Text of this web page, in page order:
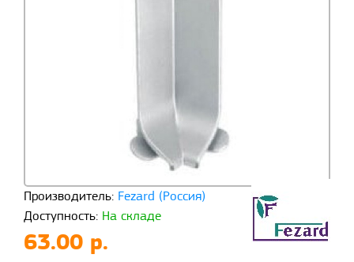
Производитель: Fezard (Россия)
Доступность: На складе
63.00 р.